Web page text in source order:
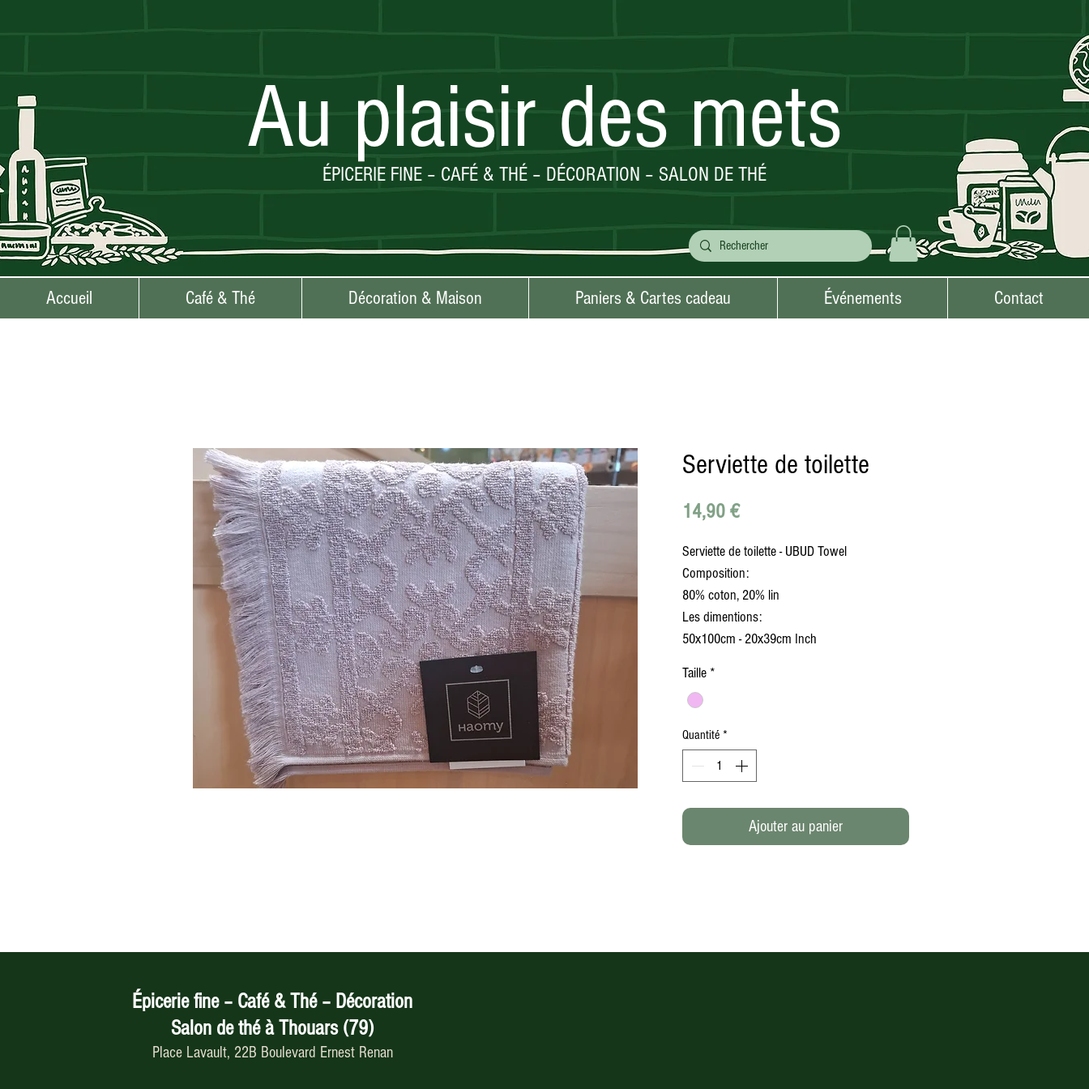
Au plaisir des mets
ÉPICERIE FINE – CAFÉ & THÉ – DÉCORATION – SALON DE THÉ
Accueil Café & Thé Décoration & Maison Paniers & Cartes cadeau Événements Contact
Serviette de toilette
14,90 €Prix
Serviette de toilette - UBUD Towel
Composition:
80% coton, 20% lin
Les dimentions:
50x100cm - 20x39cm Inch
Taille *
Quantité *
Ajouter au panier
Épicerie fine – Café & Thé – Décoration
Salon de thé à Thouars (79)
Place Lavault, 22B Boulevard Ernest Renan